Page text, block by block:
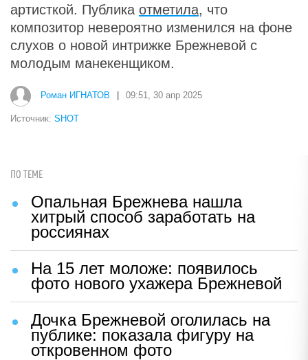
артисткой. Публика отметила, что
композитор невероятно изменился на фоне
слухов о новой интрижке Брежневой с
молодым манекенщиком.
Роман ИГНАТОВ 09:51, 30 апр 2025
Источник: SHOT
ПО ТЕМЕ
Опальная Брежнева нашла
хитрый способ заработать на
россиянах
На 15 лет моложе: появилось
фото нового ухажера Брежневой
Дочка Брежневой оголилась на
публике: показала фигуру на
откровенном фото